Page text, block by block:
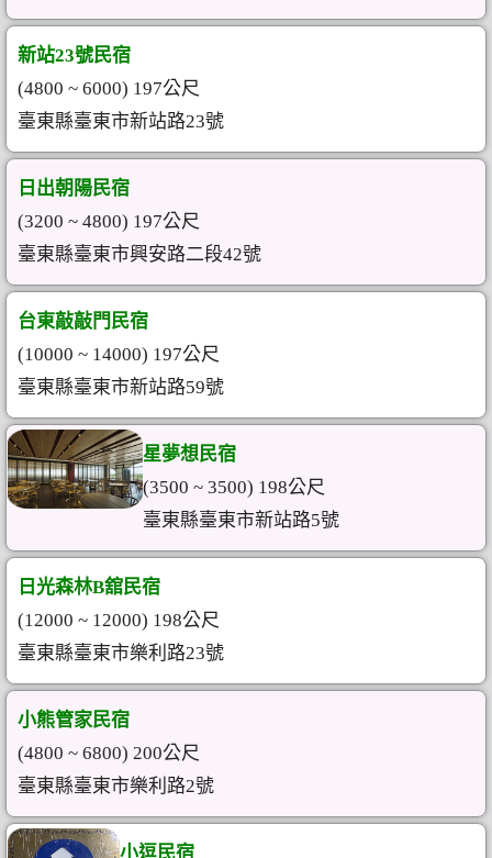
新站23號民宿
(4800 ~ 6000) 197公尺
臺東縣臺東市新站路23號
日出朝陽民宿
(3200 ~ 4800) 197公尺
臺東縣臺東市興安路二段42號
台東敲敲門民宿
(10000 ~ 14000) 197公尺
臺東縣臺東市新站路59號
星夢想民宿
(3500 ~ 3500) 198公尺
臺東縣臺東市新站路5號
日光森林B舘民宿
(12000 ~ 12000) 198公尺
臺東縣臺東市樂利路23號
小熊管家民宿
(4800 ~ 6800) 200公尺
臺東縣臺東市樂利路2號
小逗民宿